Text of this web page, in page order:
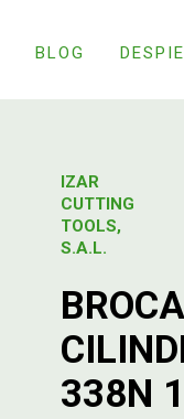
BLOG
IZAR
CUTTING
TOOLS,
S.A.L.
338N